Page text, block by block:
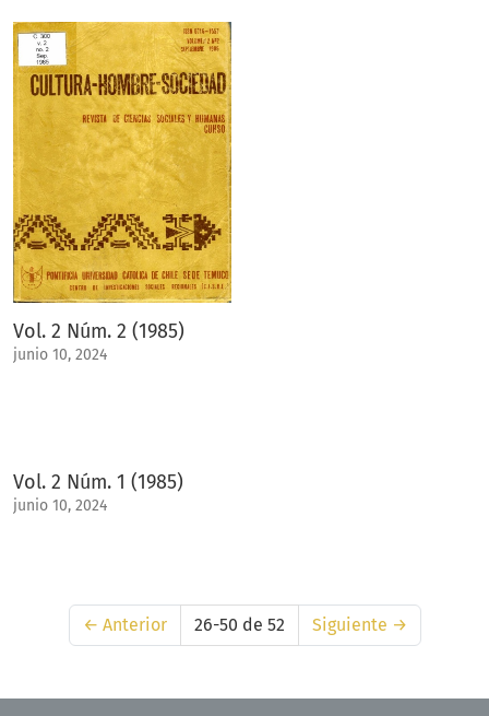
Vol. 2 Núm. 2 (1985)
junio 10, 2024
Vol. 2 Núm. 1 (1985)
junio 10, 2024
← Anterior 26-50 de 52 Siguiente →